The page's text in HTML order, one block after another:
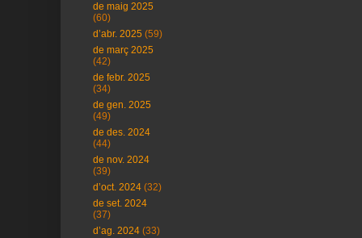
de maig 2025
(60)
d’abr. 2025 (59)
de març 2025
(42)
de febr. 2025
(34)
de gen. 2025
(49)
de des. 2024
(44)
de nov. 2024
(39)
d’oct. 2024 (32)
de set. 2024
(37)
d’ag. 2024 (33)